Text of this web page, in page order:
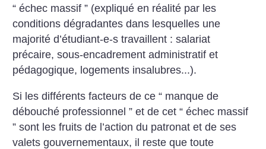
“ échec massif ” (expliqué en réalité par les
conditions dégradantes dans lesquelles une
majorité d’étudiant-e-s travaillent : salariat
précaire, sous-encadrement administratif et
pédagogique, logements insalubres...).
Si les différents facteurs de ce “ manque de
débouché professionnel ” et de cet “ échec massif
” sont les fruits de l’action du patronat et de ses
valets gouvernementaux, il reste que toute